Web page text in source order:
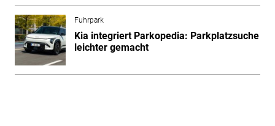
Fuhrpark
Kia integriert Parkopedia: Parkplatzsuche
leichter gemacht